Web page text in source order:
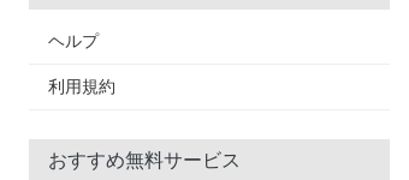
ヘルプ
利用規約
おすすめ無料サービス